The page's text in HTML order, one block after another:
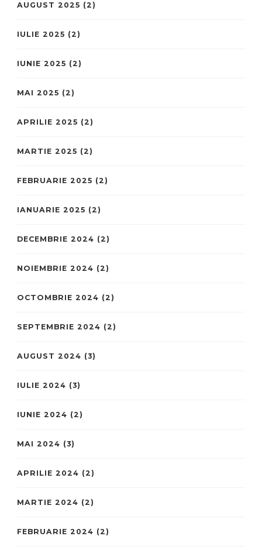
AUGUST 2025 (2)
IULIE 2025 (2)
IUNIE 2025 (2)
MAI 2025 (2)
APRILIE 2025 (2)
MARTIE 2025 (2)
FEBRUARIE 2025 (2)
IANUARIE 2025 (2)
DECEMBRIE 2024 (2)
NOIEMBRIE 2024 (2)
OCTOMBRIE 2024 (2)
SEPTEMBRIE 2024 (2)
AUGUST 2024 (3)
IULIE 2024 (3)
IUNIE 2024 (2)
MAI 2024 (3)
APRILIE 2024 (2)
MARTIE 2024 (2)
FEBRUARIE 2024 (2)